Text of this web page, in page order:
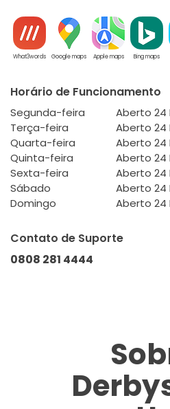
What3words Google maps Apple maps Bing maps
Horário de Funcionamento
Segunda-feira
Aberto 24
Terça-feira
Aberto 24
Quarta-feira
Aberto 24
Quinta-feira
Aberto 24
Sexta-feira
Aberto 24
Sábado
Aberto 24
Domingo
Aberto 24
Contato de Suporte
0808 281 4444